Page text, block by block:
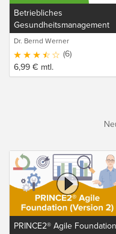
Betriebliches
Gesundheitsmanagement
und Gesundheitspolitik
Dr. Bernd Werner
(6)
6,99 € mtl.
PRINCE2® Agile Foundation